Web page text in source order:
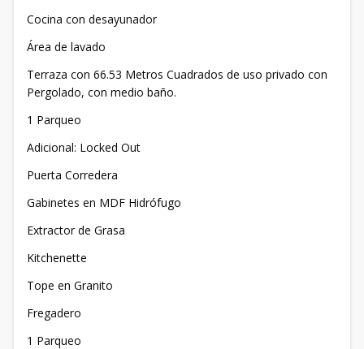
Cocina con desayunador
Área de lavado
Terraza con 66.53 Metros Cuadrados de uso privado con
Pergolado, con medio baño.
1 Parqueo
Adicional: Locked Out
Puerta Corredera
Gabinetes en MDF Hidrófugo
Extractor de Grasa
Kitchenette
Tope en Granito
Fregadero
1 Parqueo